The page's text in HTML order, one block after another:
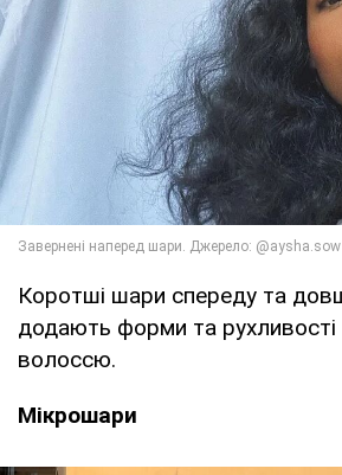
Коротші шари спереду та
додають форми та
волоссю.
Мікрошари